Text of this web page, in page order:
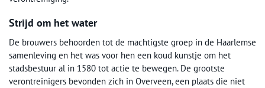
Strijd om het water
De brouwers behoorden tot de machtigste groep in de Haarlemse
samenleving en het was voor hen een koud kunstje om het
stadsbestuur al in 1580 tot actie te bewegen. De grootste
verontreinigers bevonden zich in Overveen, een plaats die niet